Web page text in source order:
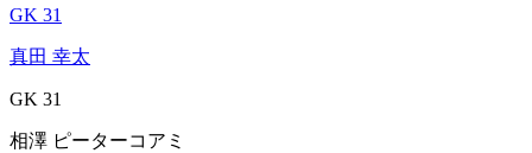
GK 31
真田 幸太
GK 31
相澤 ピーターコアミ